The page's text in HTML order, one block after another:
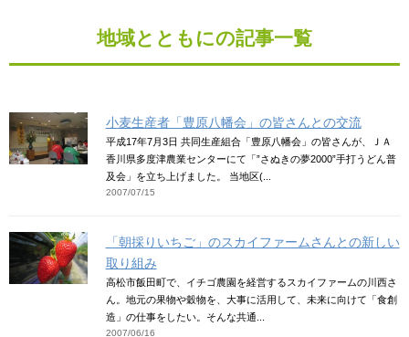
地域とともにの記事一覧
小麦生産者「豊原八幡会」の皆さんとの交流
平成17年7月3日 共同生産組合「豊原八幡会」の皆さんが、ＪＡ
香川県多度津農業センターにて「”さぬきの夢2000”手打うどん普
及会」を立ち上げました。 当地区(...
2007/07/15
「朝採りいちご」のスカイファームさんとの新しい
取り組み
高松市飯田町で、イチゴ農園を経営するスカイファームの川西さ
ん。地元の果物や穀物を、大事に活用して、未来に向けて「食創
造」の仕事をしたい。そんな共通...
2007/06/16